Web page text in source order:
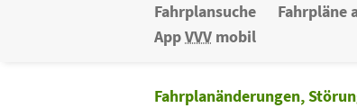
Fahrplansuche Fahrpläne
AppVVV mobil
Fahrplanänderungen,